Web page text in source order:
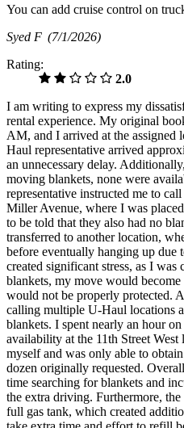
You can add cruise control on
Syed F (7/1/2026)
Rating:
2.0
I am writing to express my
rental experience. My original
AM, and I arrived at the assigned
Haul representative arrived
an unnecessary delay.
moving blankets, none were
representative instructed me to
Miller Avenue, where I was
to be told that they also had no
transferred to another location,
before eventually hanging up due
created significant stress, as I
blankets, my move would
would not be properly protected.
calling multiple U-Haul locations
blankets. I spent nearly an hour
availability at the 11th Street
myself and was only able to
dozen originally requested.
time searching for blankets and
the extra driving. Furthermore,
full gas tank, which created